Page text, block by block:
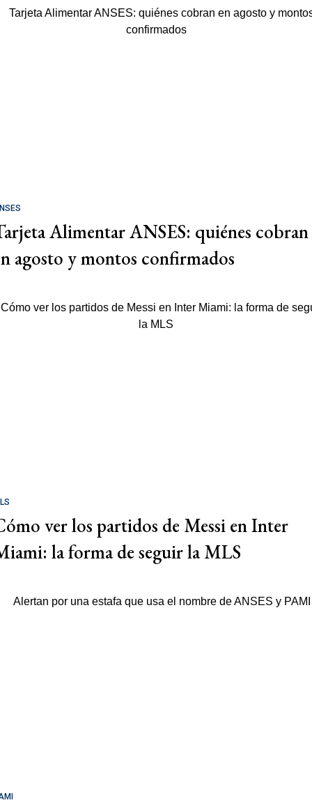
Alimentar ANSES: quiénes cobran
agosto y montos confirmados
ver los partidos de Messi en Inter
la forma de seguir la MLS